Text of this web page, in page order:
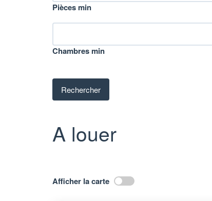
Pièces min
Chambres min
A louer
Afficher la carte